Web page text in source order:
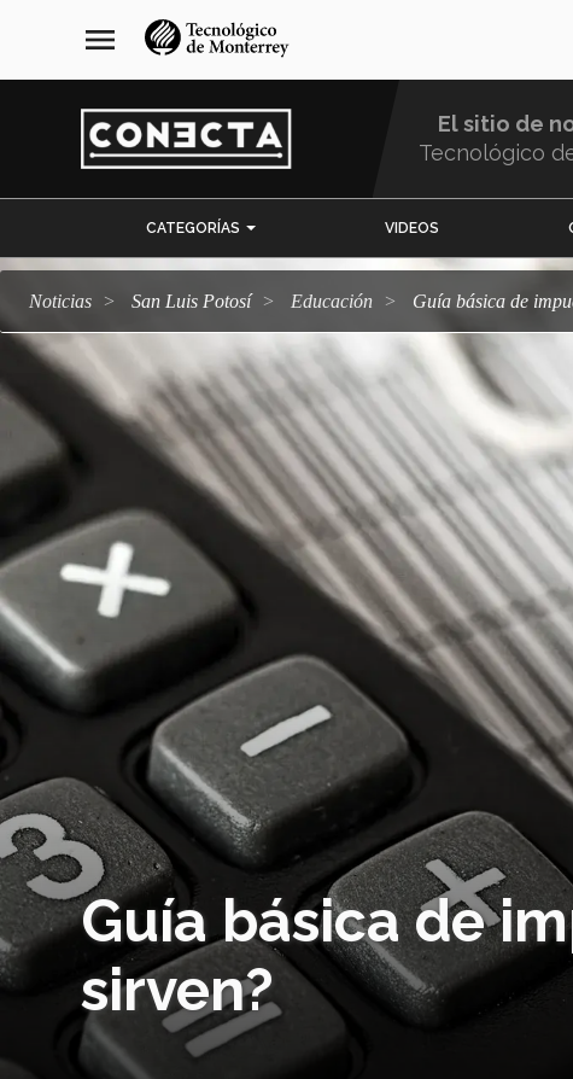
navegación
principal
menu
El sitio de
Tecnológico
CATEGORÍAS VIDEOS
Noticias San Luis Potosí Educación Guía básica de
Guía básica de
sirven?